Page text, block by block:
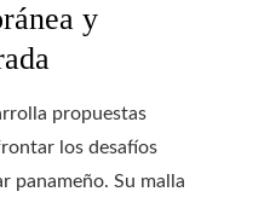
y
propuestas
los desafíos
panameño. Su malla